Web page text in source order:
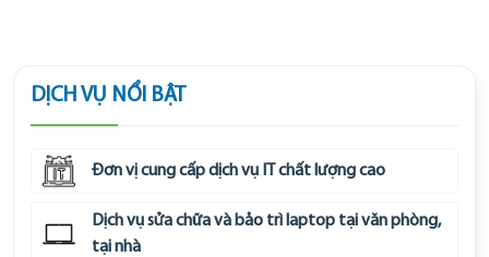
DỊCH VỤ NỔI BẬT
Đơn vị cung cấp dịch vụ IT chất lượng cao
Dịch vụ sửa chữa và bảo trì laptop tại văn phòng,
tại nhà